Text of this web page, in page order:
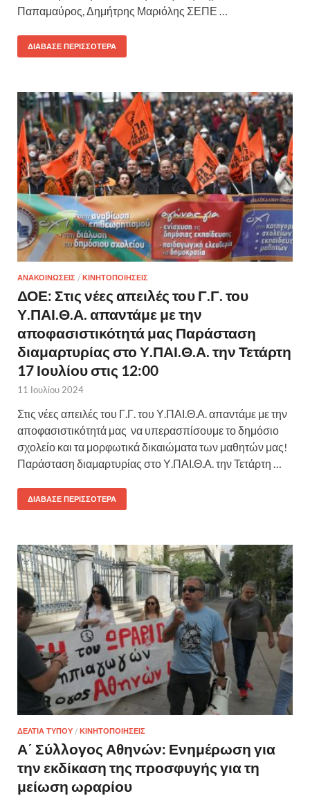
Παπαμαύρος, Δημήτρης Μαριόλης ΣΕΠΕ …
ΔΙΆΒΑΣΕ ΠΕΡΙΣΣΌΤΕΡΑ
ΑΝΑΚΟΙΝΩΣΕΙΣ / ΚΙΝΗΤΟΠΟΙΗΣΕΙΣ
ΔΟΕ: Στις νέες απειλές του Γ.Γ. του
Υ.ΠΑΙ.Θ.Α. απαντάμε με την
αποφασιστικότητά μας Παράσταση
διαμαρτυρίας στο Υ.ΠΑΙ.Θ.Α. την Τετάρτη
17 Ιουλίου στις 12:00
11 Ιουλίου 2024
Στις νέες απειλές του Γ.Γ. του Υ.ΠΑΙ.Θ.Α. απαντάμε με την
αποφασιστικότητά μας να υπερασπίσουμε το δημόσιο
σχολείο και τα μορφωτικά δικαιώματα των μαθητών μας!
Παράσταση διαμαρτυρίας στο Υ.ΠΑΙ.Θ.Α. την Τετάρτη …
ΔΙΆΒΑΣΕ ΠΕΡΙΣΣΌΤΕΡΑ
ΔΕΛΤΙΑ ΤΥΠΟΥ / ΚΙΝΗΤΟΠΟΙΗΣΕΙΣ
Α΄ Σύλλογος Αθηνών: Ενημέρωση για
την εκδίκαση της προσφυγής για τη
μείωση ωραρίου